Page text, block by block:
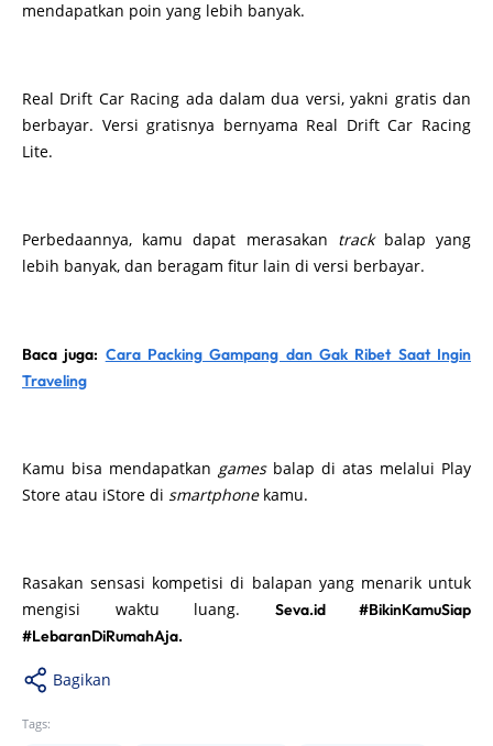
mendapatkan poin yang lebih banyak.
Real Drift Car Racing ada dalam dua versi, yakni gratis dan
berbayar. Versi gratisnya bernyama Real Drift Car Racing
Lite.
Perbedaannya, kamu dapat merasakan trackbalap yang
lebih banyak, dan beragam fitur lain di versi berbayar.
Baca juga: Cara Packing Gampang dan Gak Ribet Saat Ingin
Traveling
Kamu bisa mendapatkan gamesbalap di atas melalui Play
Store atau iStore di smartphonekamu.
Rasakan sensasi kompetisi di balapan yang menarik untuk
mengisi waktu luang. Seva.id #BikinKamuSiap
#LebaranDiRumahAja.
Bagikan
Tags: